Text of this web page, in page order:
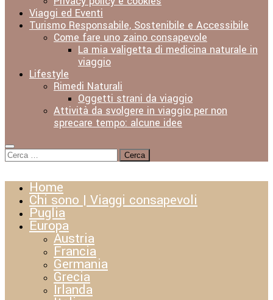
Viaggi ed Eventi
Turismo Responsabile, Sostenibile e Accessibile
Come fare uno zaino consapevole
La mia valigetta di medicina naturale in
viaggio
Lifestyle
Rimedi Naturali
Oggetti strani da viaggio
Attività da svolgere in viaggio per non
sprecare tempo: alcune idee
Ricerca
per:
Home
Chi sono | Viaggi consapevoli
Puglia
Europa
Austria
Francia
Germania
Grecia
Irlanda